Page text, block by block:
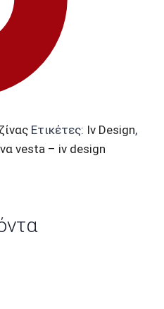
Ετικέτες: Iv Design,
vesta – iv design